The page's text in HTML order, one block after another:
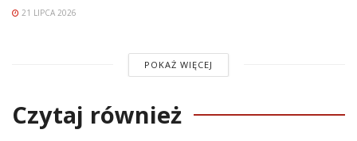
21 LIPCA 2026
POKAŻ WIĘCEJ
Czytaj również